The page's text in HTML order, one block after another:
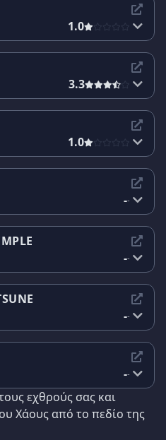
1.0
3.3
1.0
--
--
--
--
εχθρούς σας και
Χάους από το πεδίο της